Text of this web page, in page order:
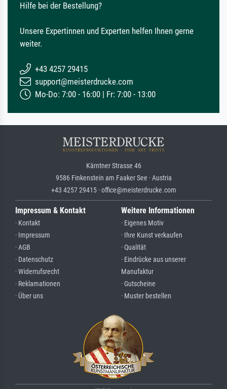
Hilfe bei der Bestellung?
Unsere Expertinnen und Experten helfen Ihnen gerne
weiter.
+43 4257 29415
support@meisterdrucke.com
Mo-Do: 7:00 - 16:00 | Fr: 7:00 - 13:00
Kärntner Strasse 46
9586 Finkenstein am Faaker See · Austria
+43 4257 29415 · office@meisterdrucke.com
Impressum & Kontakt
· Kontakt
· Impressum
· AGB
· Datenschutz
· Widerrufsrecht
· Reklamationen
· Über uns
Weitere Informationen
· Eigenes Motiv
· Ihre Kunst verkaufen
· Qualität
· Eindrücke aus unserer
Manufaktur
· Gutscheine
· Muster bestellen